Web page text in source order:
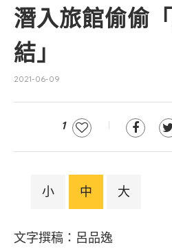
潛入旅館偷偷
結」
2021-06-09
1
小 中 大
文字撰稿：呂品逸